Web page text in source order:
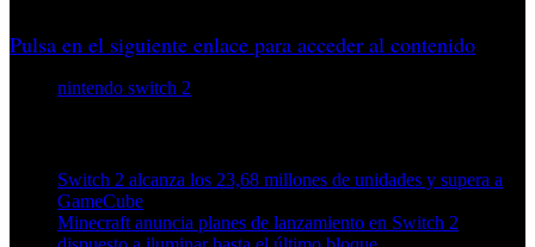
Pulsa en el siguiente enlace para acceder al contenido
nintendo switch 2
Switch 2 alcanza los 23,68 millones de unidades y supera a
GameCube
Minecraft anuncia planes de lanzamiento en Switch 2